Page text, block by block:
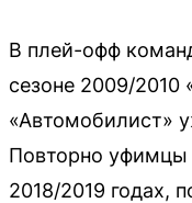
В плей-офф
сезоне 2009/
«Автомобилист»
Повторно уфимцы
2018/2019 годах,